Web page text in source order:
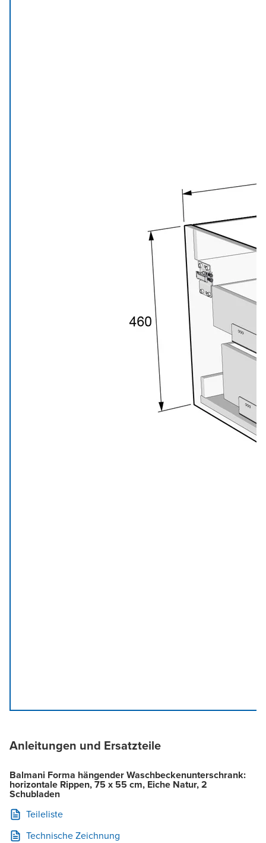
Anleitungen und Ersatzteile
Balmani Forma hängender Waschbeckenunterschrank:
horizontale Rippen, 75 x 55 cm, Eiche Natur, 2
Schubladen
Teileliste
Technische Zeichnung